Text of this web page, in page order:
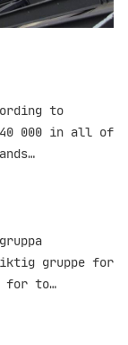
to
000 in all of
viktig gruppe for
for to…